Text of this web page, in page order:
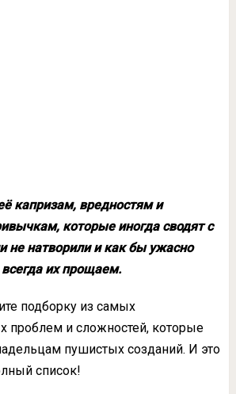
капризам, вредностям и
которые иногда сводят с
не натворили и как бы ужасно
их прощаем.
подборку из самых
проблем и сложностей, которые
пушистых созданий. И это
список!